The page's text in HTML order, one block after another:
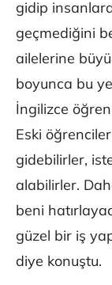
gidip
geçmediğini
ailelerine
boyunca bu
İngilizce
Eski
gidebilirler,
alabilirler.
beni
güzel bir iş
diye konuştu.